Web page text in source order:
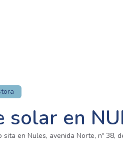
solar en
sita en Nules, avenida Norte, nº 38,